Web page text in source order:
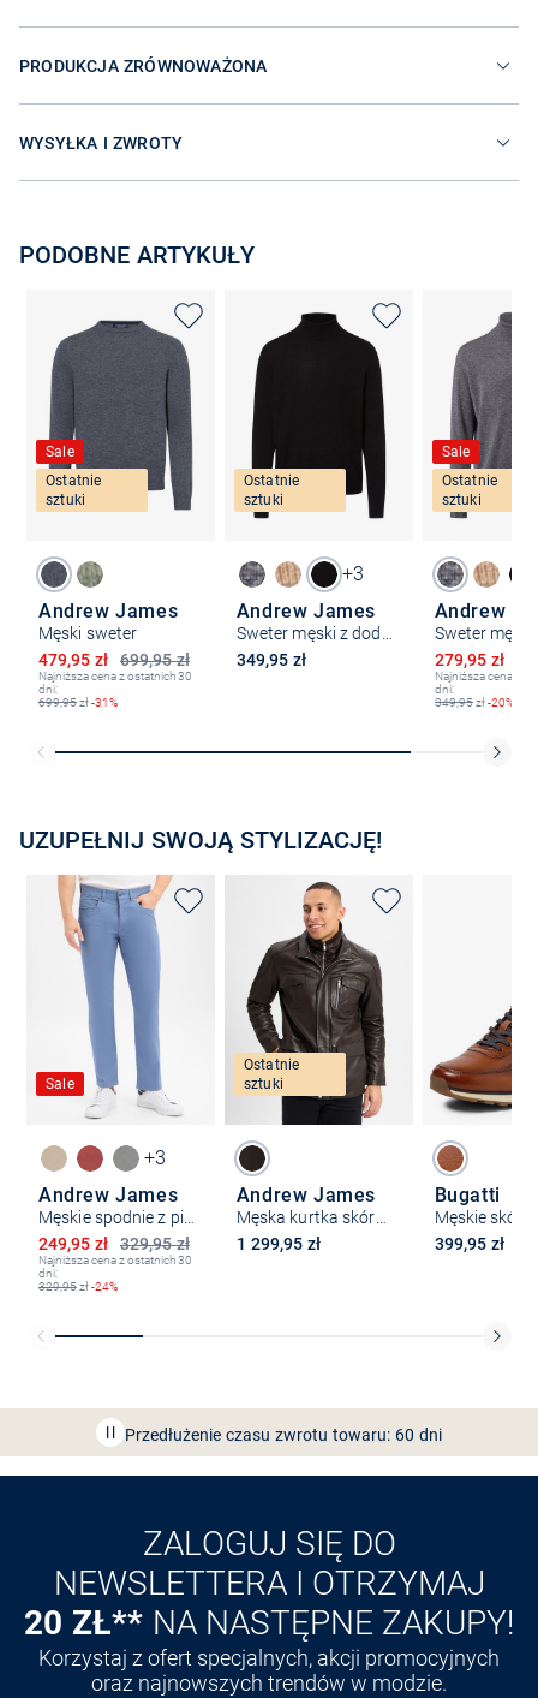
PRODUKCJA ZRÓWNOWAŻONA
WYSYŁKA I ZWROTY
PODOBNE ARTYKUŁY
Sale
Ostatnie
sztuki
Andrew James
Męski sweter
699,95 zł
Obniżona cena
479,95 zł
Najniższa cena z ostatnich 30
dni:
699,95zł-31%
Ostatnie
sztuki
+3
Andrew James
349,95 zł
Sale
Ostatnie
sztuki
Andrew
Obniżona
279,95 zł
Najniższa cena z
dni:
349,95zł-20%
UZUPEŁNIJ SWOJĄ STYLIZACJĘ!
Sale
+3
Andrew James
329,95 zł
Obniżona cena
249,95 zł
Najniższa cena z ostatnich 30
dni:
329,95zł-24%
Ostatnie
sztuki
Andrew James
1 299,95 zł
Bugatti
399,95 zł
Przedłużenie czasu zwrotu towaru: 60 dni
Odkryj aplikację VANGRAAF
ZALOGUJ SIĘ DO
NEWSLETTERA I OTRZYMAJ
20 ZŁ** NA NASTĘPNE ZAKUPY!
Korzystaj z ofert specjalnych, akcji promocyjnych
oraz najnowszych trendów w modzie.